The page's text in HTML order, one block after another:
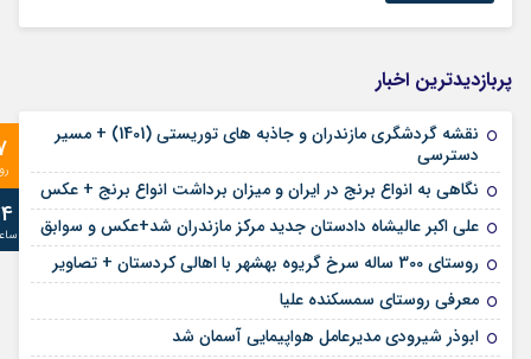
پربازدیدترین اخبار
نقشه گردشگری مازندران و جاذبه های توریستی (1401) + مسیر
دسترسی
نگاهی به انواع برنج در ایران و میزان برداشت انواع برنج + عکس
علی‌ اکبر عالیشاه دادستان جدید مرکز مازندران شد+عکس و سوابق
روستای 300 ساله سرخ ‌گریوه بهشهر با اهالی کردستان + تصاویر
معرفی روستای سمسکنده علیا
ابوذر شیرودی مدیرعامل هواپیمایی آسمان شد